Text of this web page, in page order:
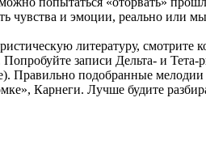
чувства и эмоции, реально или
литературу, смотрите
записи Дельта- и
Правильно подобранные
Карнеги. Лучше будите